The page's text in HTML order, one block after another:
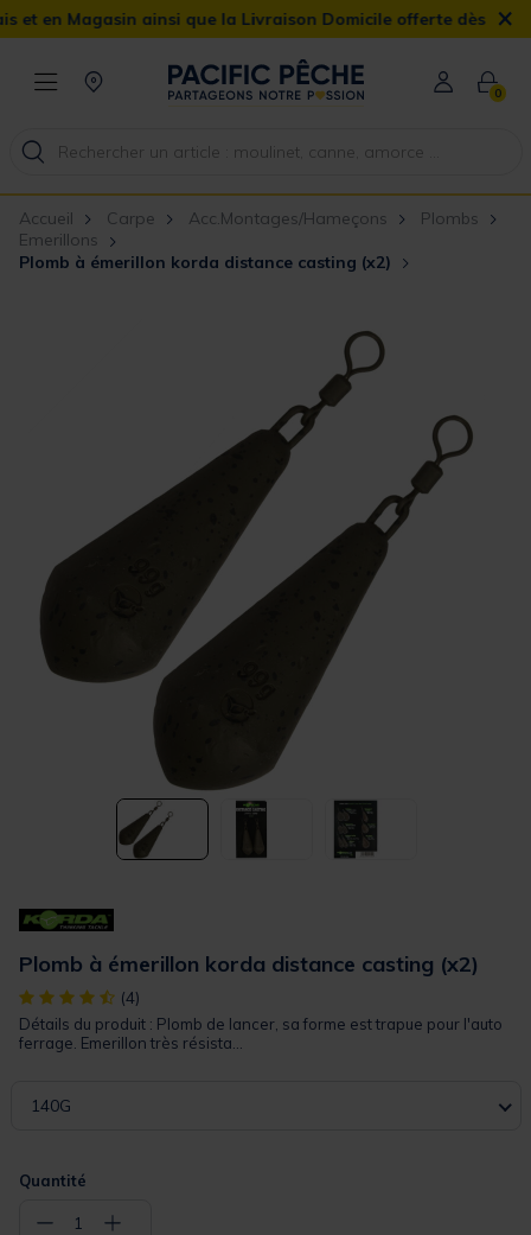
ainsi que la Livraison Domicile offerte dès 90€ ×
0
Accueil Carpe Acc.Montages/Hameçons
Plombs
Emerillons
Plomb à émerillon korda distance casting (x2)
Plomb à émerillon korda distance casting (x2)
[object Object] out of 5 Customer Rating
(4)
Détails du produit : Plomb de lancer, sa forme est trapue pour l'auto
ferrage. Emerillon très résista...
140G
Quantité
− 1 +